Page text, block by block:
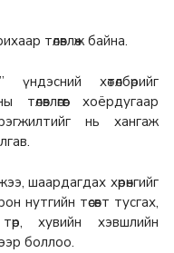
төлөвлөж байна.
хөтөлбөрийг
хоёрдугаар
нь хангаж
шаардагдах хөрөнгийг
нутгийн төсөвт тусгах,
хувийн хэвшлийн
боллоо.